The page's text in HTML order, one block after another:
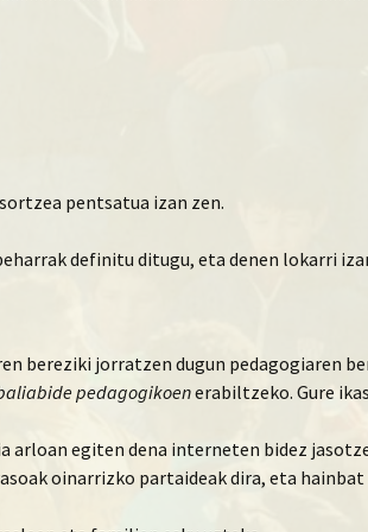
pentsatua izan zen.
definitu ditugu, eta denen lokarri
bereziki jorratzen dugun pedagogiaren
pedagogikoenerabiltzeko. Gure
arloan egiten dena interneten bidez
oinarrizko partaideak dira, eta